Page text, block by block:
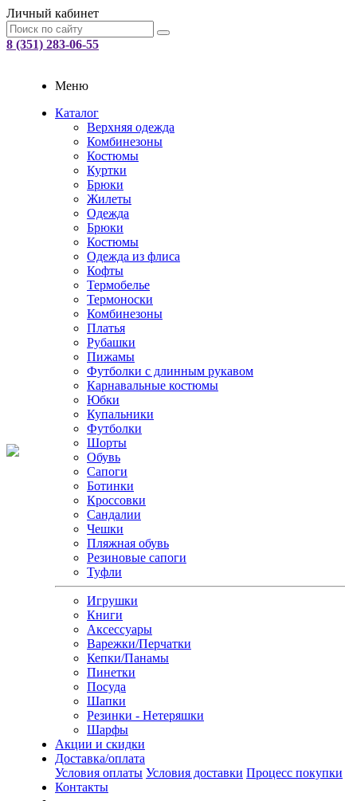
Личный кабинет
8 (351) 283-06-55
Меню
Каталог
Верхняя одежда
Комбинезоны
Костюмы
Куртки
Брюки
Жилеты
Одежда
Брюки
Костюмы
Одежда из флиса
Кофты
Термобелье
Термоноски
Комбинезоны
Платья
Рубашки
Пижамы
Футболки с длинным рукавом
Карнавальные костюмы
Юбки
Купальники
Футболки
Шорты
Обувь
Сапоги
Ботинки
Кроссовки
Сандалии
Чешки
Пляжная обувь
Резиновые сапоги
Туфли
Игрушки
Книги
Аксессуары
Варежки/Перчатки
Кепки/Панамы
Пинетки
Посуда
Шапки
Резинки - Нетеряшки
Шарфы
Акции и скидки
Доставка/оплата
Условия оплаты Условия доставки Процесс покупки
Контакты